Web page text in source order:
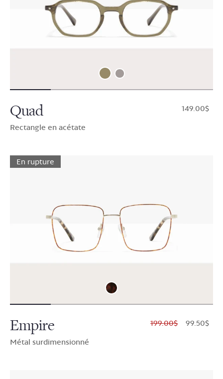
Quad
Rectangle en acétate
$149.00
En rupture
Empire
Métal surdimensionné
$199.00 $99.50